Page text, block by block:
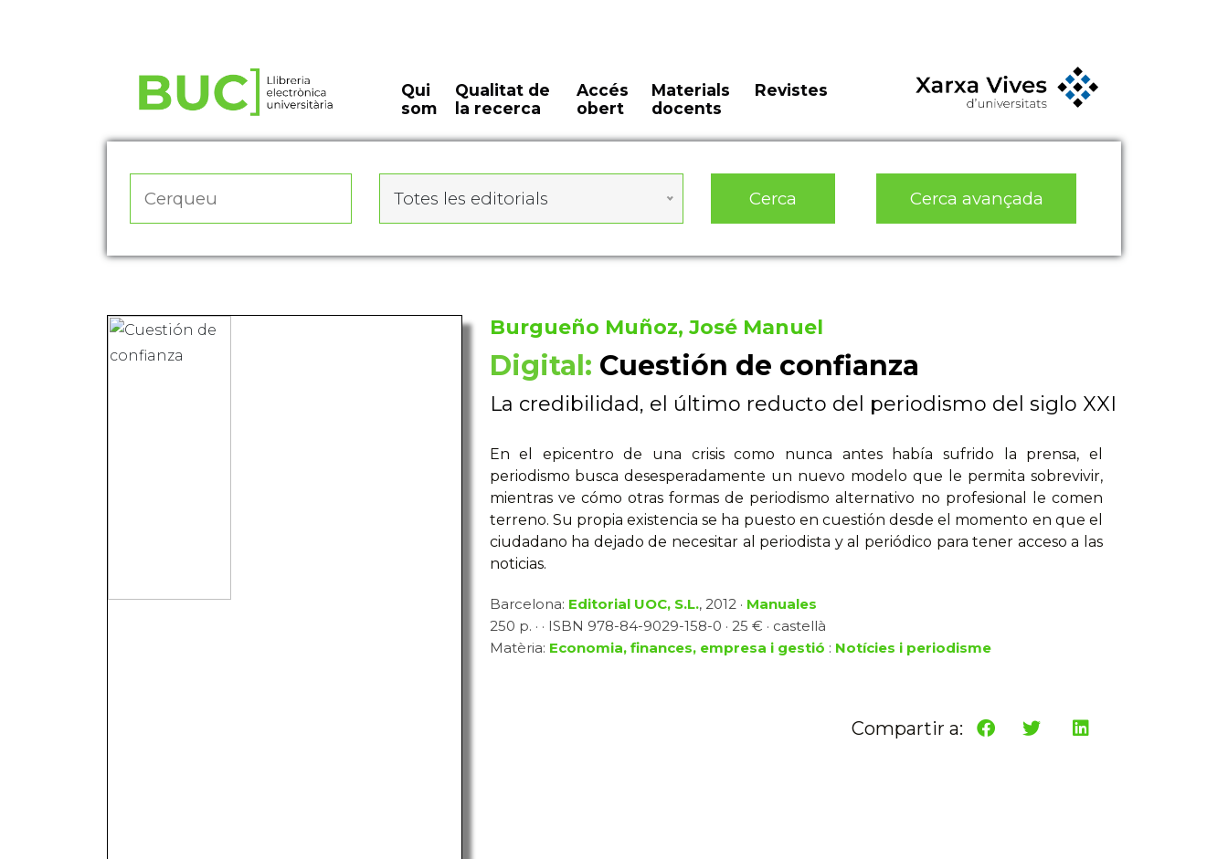
Qui
som
Qualitat de
la recerca
Accés
obert
Materials
docents
Revistes
Totes les editorials Cerca Cerca avançada
Burgueño Muñoz, José Manuel
Digital: Cuestión de confianza
La credibilidad, el último reducto del periodismo del siglo XXI
En el epicentro de una crisis como nunca antes había sufrido la prensa, el
periodismo busca desesperadamente un nuevo modelo que le permita sobrevivir,
mientras ve cómo otras formas de periodismo alternativo no profesional le comen
terreno. Su propia existencia se ha puesto en cuestión desde el momento en que el
ciudadano ha dejado de necesitar al periodista y al periódico para tener acceso a las
noticias.
Barcelona: Editorial UOC, S.L., 2012 · Manuales
250 p. · · ISBN 978-84-9029-158-0 · 25 € · castellà
Matèria: Economia, finances, empresa i gestió : Notícies i periodisme
Compartir a: